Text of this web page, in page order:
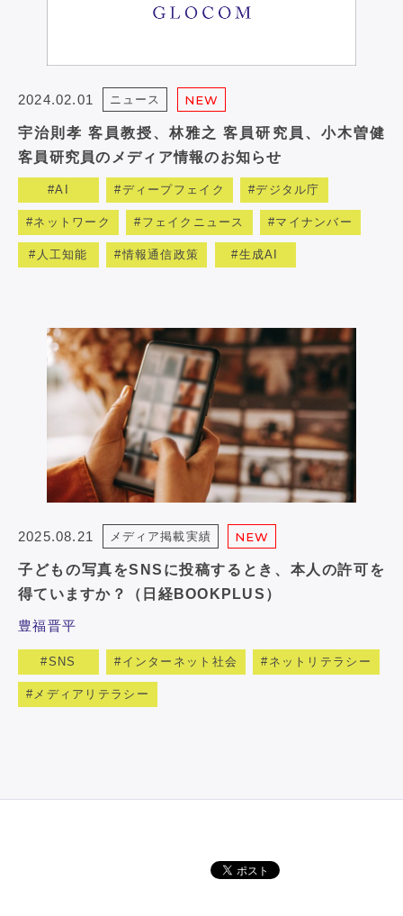
2024.02.01 ニュース NEW
宇治則孝 客員教授、林雅之 客員研究員、小木曽健
客員研究員のメディア情報のお知らせ
AI ディープフェイク デジタル庁
ネットワーク フェイクニュース マイナンバー
人工知能 情報通信政策 生成AI
2025.08.21 メディア掲載実績 NEW
子どもの写真をSNSに投稿するとき、本人の許可を
得ていますか？（日経BOOKPLUS）
豊福晋平
SNS インターネット社会 ネットリテラシー
メディアリテラシー